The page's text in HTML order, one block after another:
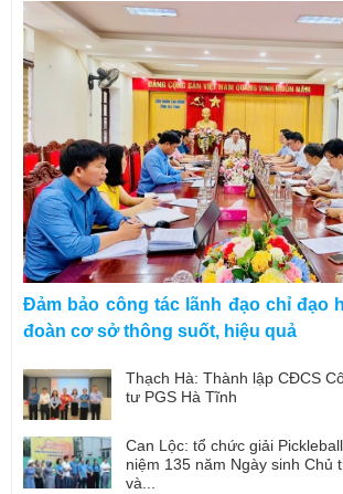
Đảm bảo công tác lãnh đạo chỉ đạo
đoàn cơ sở thông suốt, hiệu quả
Thạch Hà: Thành lập CĐCS
tư PGS Hà Tĩnh
Can Lộc: tổ chức giải
niệm 135 năm Ngày sinh Chủ
và...